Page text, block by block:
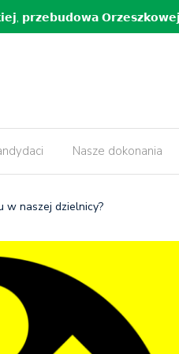
𝗢𝗿𝘇𝗲𝘀𝘇𝗸𝗼𝘄𝗲𝗷 𝗼𝗿𝗮𝘇
𝗱𝘇𝗶𝗲𝗹𝗻𝗶𝗰𝘆!
Nasze dokonania
w naszej dzielnicy?